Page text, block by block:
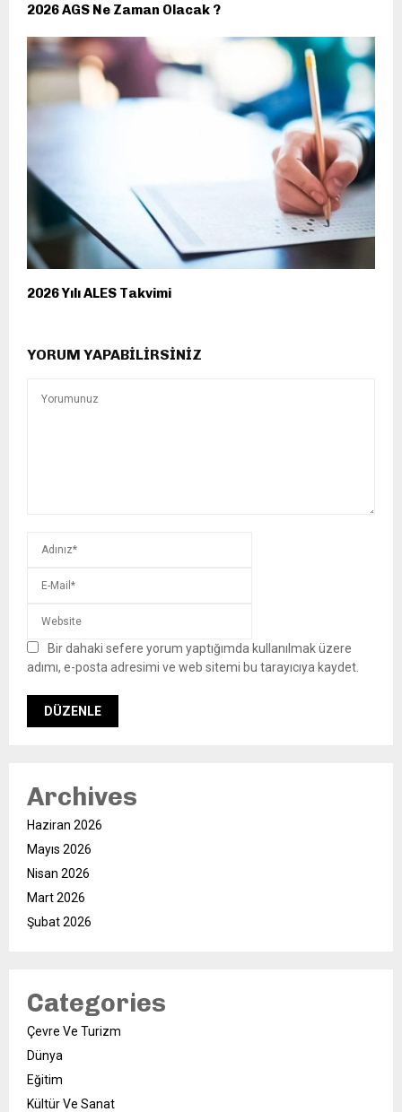
2026 AGS Ne Zaman Olacak ?
2026 Yılı ALES Takvimi
YORUM YAPABILIRSINIZ
Bir dahaki sefere yorum yaptığımda kullanılmak üzere
adımı, e-posta adresimi ve web sitemi bu tarayıcıya kaydet.
Archives
Haziran 2026
Mayıs 2026
Nisan 2026
Mart 2026
Şubat 2026
Categories
Çevre Ve Turizm
Dünya
Eğitim
Kültür Ve Sanat